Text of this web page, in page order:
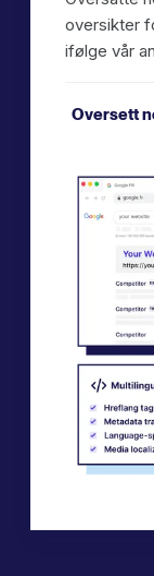
oversikter
ifølge vår
Oversett